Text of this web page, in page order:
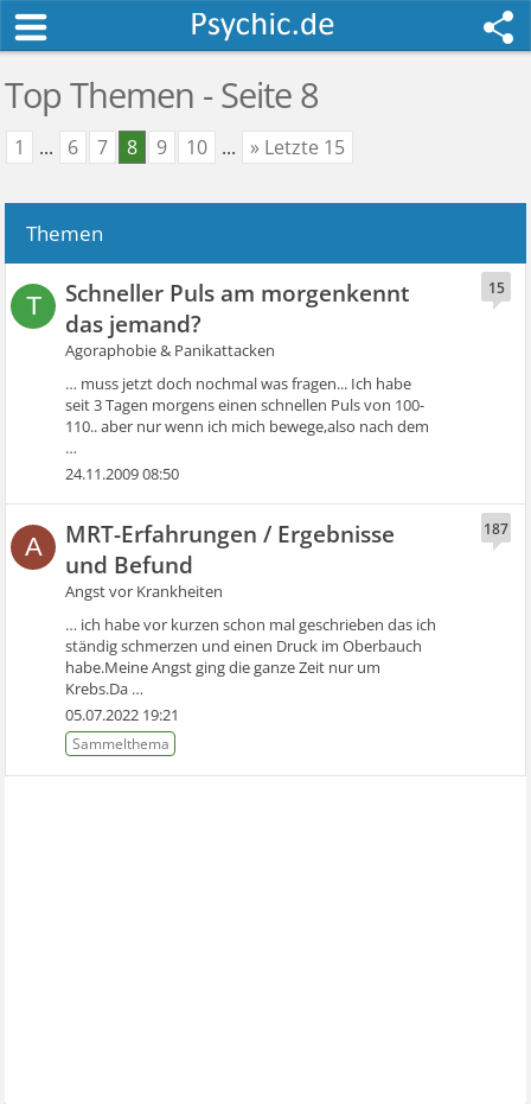
Top Themen - Seite 8
1 ... 6 7 8 9 10 ... » Letzte 15
Themen
T
Schneller Puls am morgenkennt
das jemand?
Agoraphobie & Panikattacken
… muss jetzt doch nochmal was fragen... Ich habe
seit 3 Tagen morgens einen schnellen Puls von 100-
110.. aber nur wenn ich mich bewege,also nach dem
…
15
24.11.2009 08:50
A
MRT-Erfahrungen / Ergebnisse
und Befund
Angst vor Krankheiten
… ich habe vor kurzen schon mal geschrieben das ich
ständig schmerzen und einen Druck im Oberbauch
habe.Meine Angst ging die ganze Zeit nur um
Krebs.Da …
187
05.07.2022 19:21